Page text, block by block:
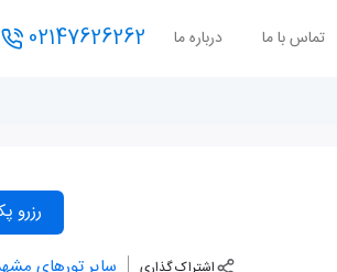
تماس با ما درباره ما 02147626262
رزرو
اشتراک گذاری سایر تورهای